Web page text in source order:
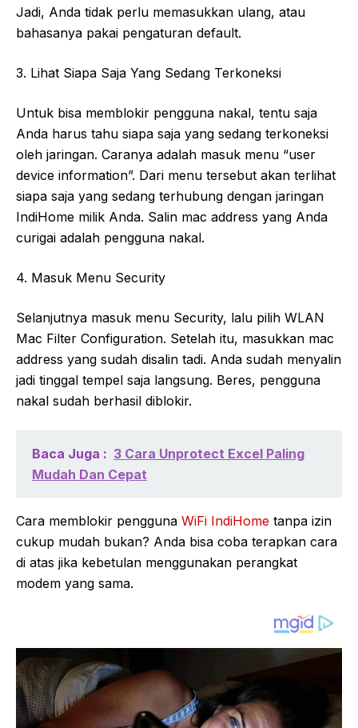
Jadi, Anda tidak perlu memasukkan ulang, atau
bahasanya pakai pengaturan default.
3. Lihat Siapa Saja Yang Sedang Terkoneksi
Untuk bisa memblokir pengguna nakal, tentu saja
Anda harus tahu siapa saja yang sedang terkoneksi
oleh jaringan. Caranya adalah masuk menu “user
device information”. Dari menu tersebut akan terlihat
siapa saja yang sedang terhubung dengan jaringan
IndiHome milik Anda. Salin mac address yang Anda
curigai adalah pengguna nakal.
4. Masuk Menu Security
Selanjutnya masuk menu Security, lalu pilih WLAN
Mac Filter Configuration. Setelah itu, masukkan mac
address yang sudah disalin tadi. Anda sudah menyalin
jadi tinggal tempel saja langsung. Beres, pengguna
nakal sudah berhasil diblokir.
Baca Juga : 3 Cara Unprotect Excel Paling
Mudah Dan Cepat
Cara memblokir pengguna WiFi IndiHome tanpa izin
cukup mudah bukan? Anda bisa coba terapkan cara
di atas jika kebetulan menggunakan perangkat
modem yang sama.